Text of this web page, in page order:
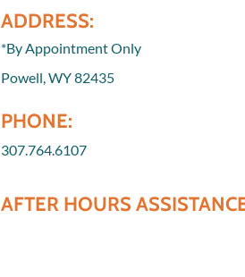
ADDRESS:
*By Appointment Only
Powell, WY 82435
PHONE:
307.764.6107
AFTER HOURS